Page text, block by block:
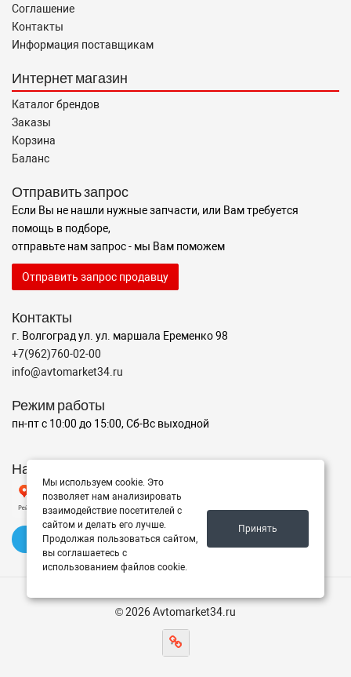
Соглашение
Контакты
Информация поставщикам
Интернет магазин
Каталог брендов
Заказы
Корзина
Баланс
Отправить запрос
Если Вы не нашли нужные запчасти, или Вам требуется
помощь в подборе,
отправьте нам запрос - мы Вам поможем
Отправить запрос продавцу
Контакты
г. Волгоград ул. ул. маршала Еременко 98
+7(962)760-02-00
info@avtomarket34.ru
Режим работы
пн-пт с 10:00 до 15:00, Сб-Вс выходной
Наш рейтинг на Яндексе
✍️ Оставить отзыв
© 2026 Avtomarket34.ru
Мы используем cookie. Это
позволяет нам анализировать
взаимодействие посетителей с
сайтом и делать его лучше.
Продолжая пользоваться сайтом,
вы соглашаетесь с
использованием файлов cookie.
Принять